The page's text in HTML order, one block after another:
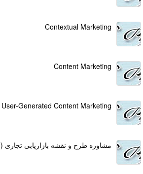
Contextual Marketing
Content Marketing
User-Generated Content Marketing
مشاوره طرح و نقشه بازاریابی تجاری (Marketing Plan)